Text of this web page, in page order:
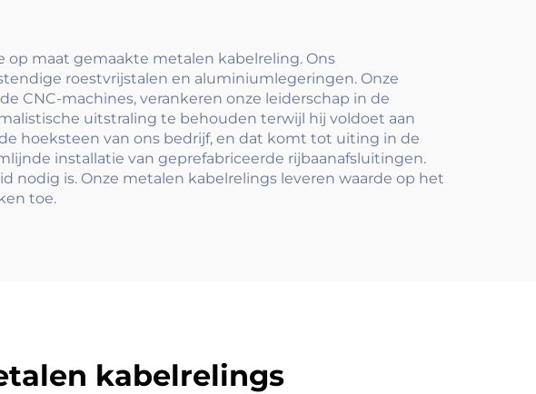
op maat gemaakte metalen kabelreling. Ons
roestvrijstalen en aluminiumlegeringen. Onze
CNC-machines, verankeren onze leiderschap in de
uitstraling te behouden terwijl hij voldoet aan
hoeksteen van ons bedrijf, en dat komt tot uiting in de
installatie van geprefabriceerde rijbaanafsluitingen.
is. Onze metalen kabelrelings leveren waarde op het
toe.
kabelrelings